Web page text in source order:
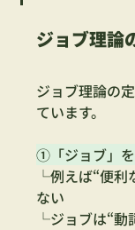
ジョブ理論
ジョブ理論の
ています。
①「ジョブ」
└例えば“便利
ない
└ジョブは“動